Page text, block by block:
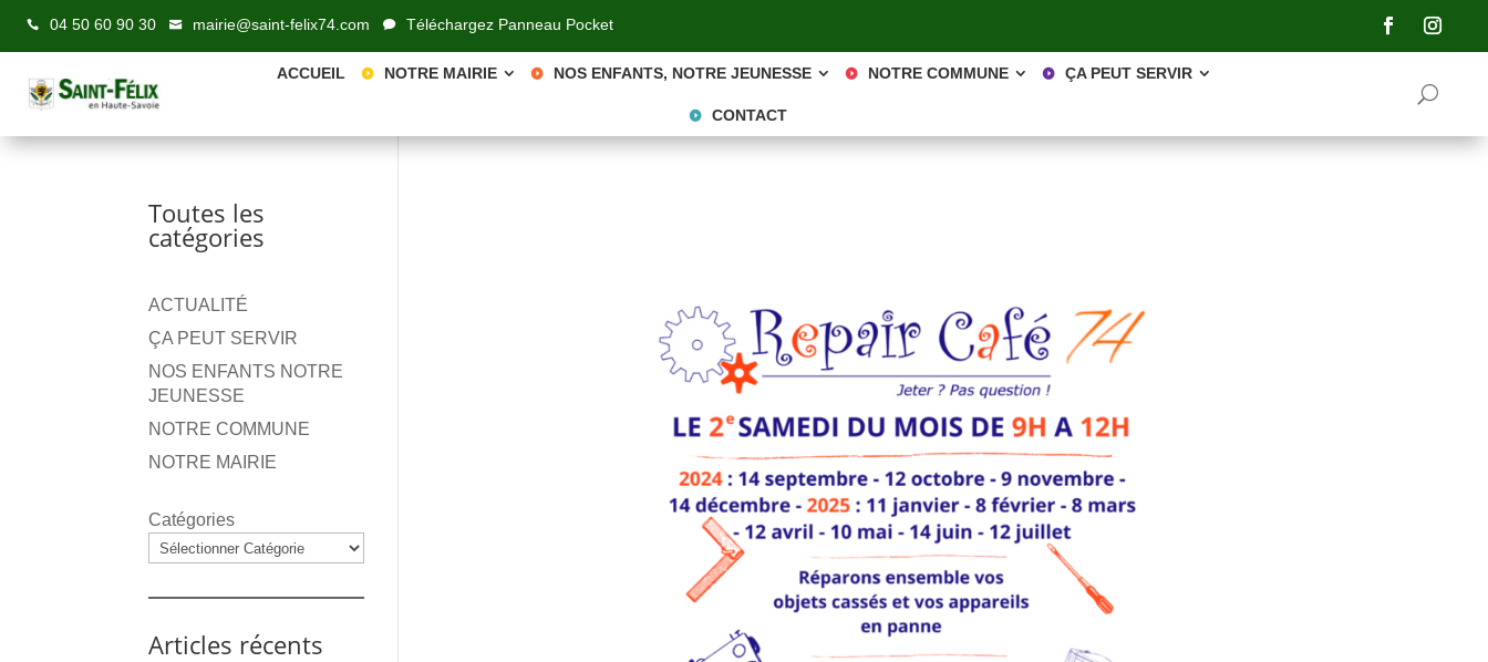
principal04 50 60 90 30 mairie@saint-felix74.com Téléchargez Panneau Pocket
ACCUEIL NOTRE MAIRIE NOS ENFANTS, NOTRE JEUNESSE NOTRE COMMUNE ÇA PEUT SERVIR
CONTACT
Toutes les
catégories
ACTUALITÉ
ÇA PEUT SERVIR
NOS ENFANTS NOTRE
JEUNESSE
NOTRE COMMUNE
NOTRE MAIRIE
Catégories
Articles récents